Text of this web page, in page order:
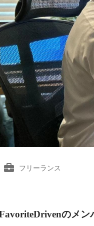
フリーランス
のメン